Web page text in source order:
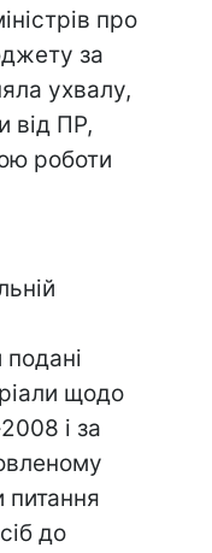
про
за
ухвалу,
від ПР,
роботи
щодо
і за
питання
до